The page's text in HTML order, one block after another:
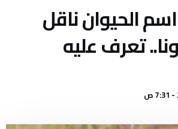
الحيوان ناقل
تعرف عليه